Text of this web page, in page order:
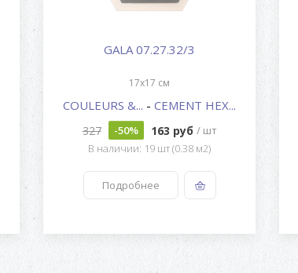
GALA 07.27.32/3
17x17 см
COULEURS &... - CEMENT HEX...
327 -50% 163 руб / шт
В наличии: 19 шт (0.38 м2)
Подробнее